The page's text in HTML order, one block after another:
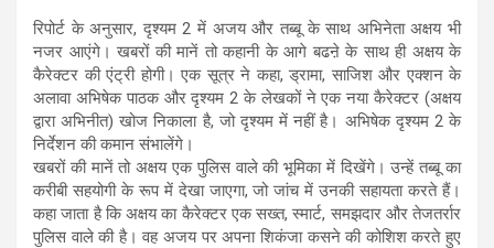
रिपोर्ट के अनुसार, दृश्यम 2 में अजय और तब्बू के साथ अभिनेता अक्षय भी
नजर आएंगे। खबरों की मानें तो कहानी के आगे बढऩे के साथ ही अक्षय के
कैरेक्टर की एंट्री होगी। एक सूत्र ने कहा, ड्रामा, साजिश और एक्शन के
अलावा अभिषेक पाठक और दृश्यम 2 के लेखकों ने एक नया कैरेक्टर (अक्षय
द्वारा अभिनीत) खोज निकाला है, जो दृश्यम में नहीं है। अभिषेक दृश्यम 2 के
निर्देशन की कमान संभालेंगे।
खबरों की मानें तो अक्षय एक पुलिस वाले की भूमिका में दिखेंगे। उन्हें तब्बू का
करीबी सहयोगी के रूप में देखा जाएगा, जो जांच में उनकी सहायता करते हैं।
कहा जाता है कि अक्षय का कैरेक्टर एक सख्त, स्मार्ट, समझदार और तेजतर्रार
पुलिस वाले की है। वह अजय पर अपना शिकंजा कसने की कोशिश करते हुए